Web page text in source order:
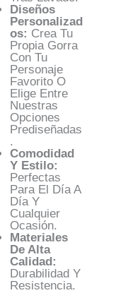
Diseños
Personalizad
Os: Crea Tu
Propia Gorra
Con Tu
Personaje
Favorito O
Elige Entre
Nuestras
Opciones
Prediseñadas
.
Comodidad
Y Estilo:
Perfectas
Para El Día A
Día Y
Cualquier
Ocasión.
Materiales
De Alta
Calidad:
Durabilidad Y
Resistencia.